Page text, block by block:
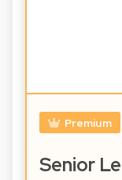
Premium
Senior